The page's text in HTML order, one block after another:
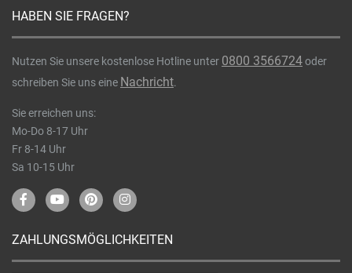
HABEN SIE FRAGEN?
Nutzen Sie unsere kostenlose Hotline unter 0800 3566724oder
schreiben Sie uns eine Nachricht.
Sie erreichen uns:
Mo-Do 8-17 Uhr
Fr 8-14 Uhr
Sa 10-15 Uhr
ZAHLUNGSMÖGLICHKEITEN